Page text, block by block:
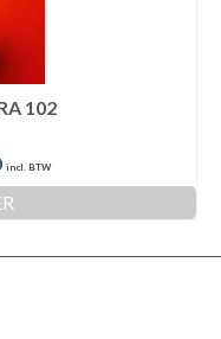
102
Huidige
prijs
is:
incl. BTW